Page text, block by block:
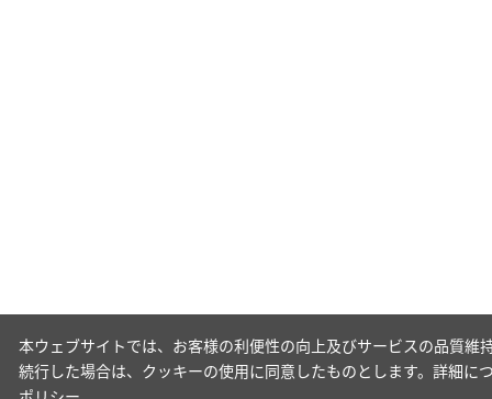
本ウェブサイトでは、お客様の利便性の向上及びサービスの品質
続行した場合は、クッキーの使用に同意したものとします。詳細